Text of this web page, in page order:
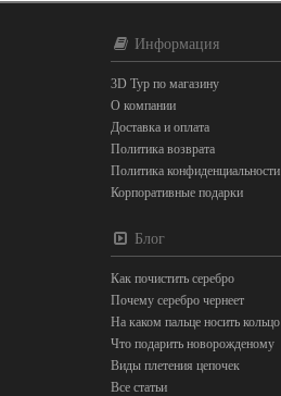
Информация
3D Тур по магазину
О компании
Доставка и оплата
Политика возврата
Политика конфиденциальности
Корпоративные подарки
Блог
Как почистить серебро
Почему серебро чернеет
На каком пальце носить кольцо
Что подарить новорожденому
Виды плетения цепочек
Все статьи